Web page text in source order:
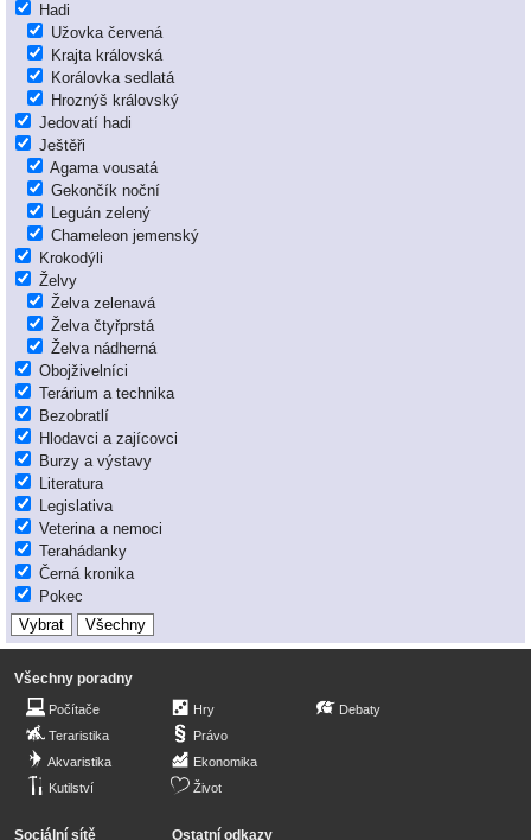
Hadi
Užovka červená
Krajta královská
Korálovka sedlatá
Hroznýš královský
Jedovatí hadi
Ještěři
Agama vousatá
Gekončík noční
Leguán zelený
Chameleon jemenský
Krokodýli
Želvy
Želva zelenavá
Želva čtyřprstá
Želva nádherná
Obojživelníci
Terárium a technika
Bezobratlí
Hlodavci a zajícovci
Burzy a výstavy
Literatura
Legislativa
Veterina a nemoci
Terahádanky
Černá kronika
Pokec
Všechny poradny
Počítače
Teraristika
Akvaristika
Kutilství
Hry
Právo
Ekonomika
Život
Debaty
Sociální sítě Ostatní odkazy